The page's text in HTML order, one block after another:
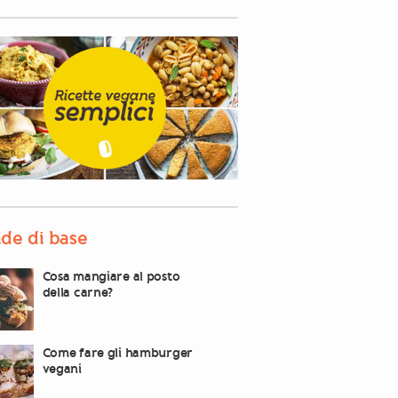
di base
Cosa mangiare al posto
della carne?
Come fare gli hamburger
vegani